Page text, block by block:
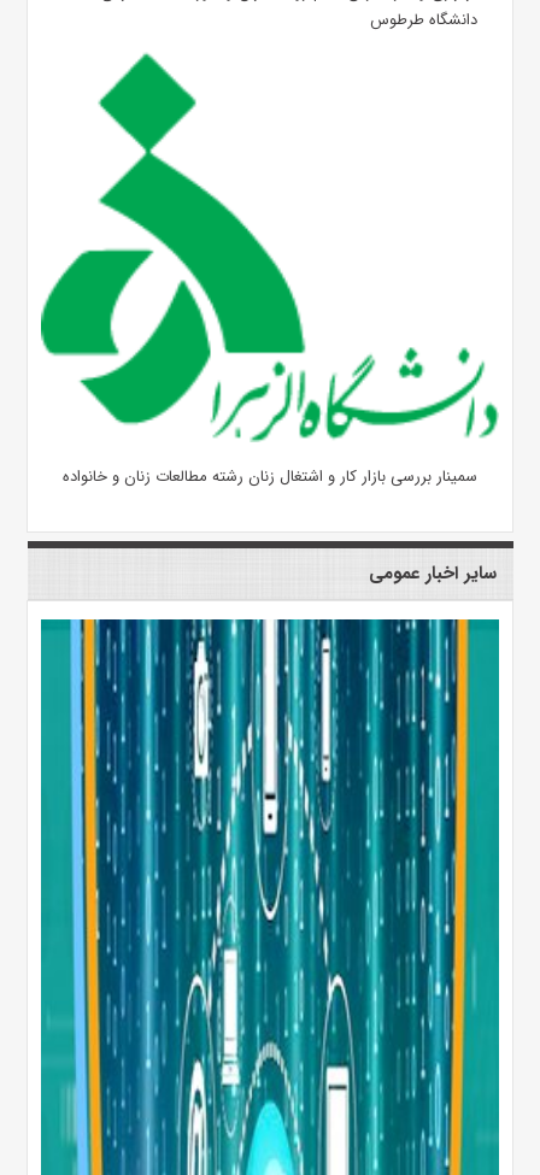
دانشگاه طرطوس
سمینار بررسی بازار کار و اشتغال زنان رشته مطالعات زنان و خانواده
سایر اخبار عمومی